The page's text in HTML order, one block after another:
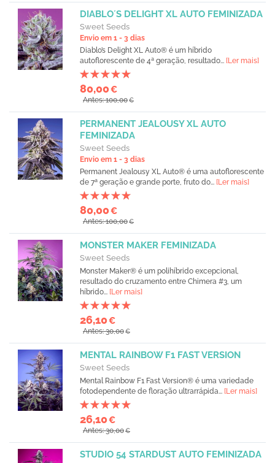
DIABLO´S DELIGHT XL AUTO FEMINIZADA
Sweet Seeds
Envio em 1 - 3 dias
Diablo’s Delight XL Auto® é um híbrido
autoflorescente de 4ª geração, resultado... [Ler mais]
80,00€
Antes: 100,00€
PERMANENT JEALOUSY XL AUTO
FEMINIZADA
Sweet Seeds
Envio em 1 - 3 dias
Permanent Jealousy XL Auto® é uma autoflorescente
de 7ª geração e grande porte, fruto do... [Ler mais]
80,00€
Antes: 100,00€
MONSTER MAKER FEMINIZADA
Sweet Seeds
Monster Maker® é um polihíbrido excepcional,
resultado do cruzamento entre Chimera #3, um
híbrido... [Ler mais]
26,10€
Antes: 30,00€
MENTAL RAINBOW F1 FAST VERSION
Sweet Seeds
Mental Rainbow F1 Fast Version® é uma variedade
fotodependente de floração ultrarrápida... [Ler mais]
26,10€
Antes: 30,00€
STUDIO 54 STARDUST AUTO FEMINIZADA